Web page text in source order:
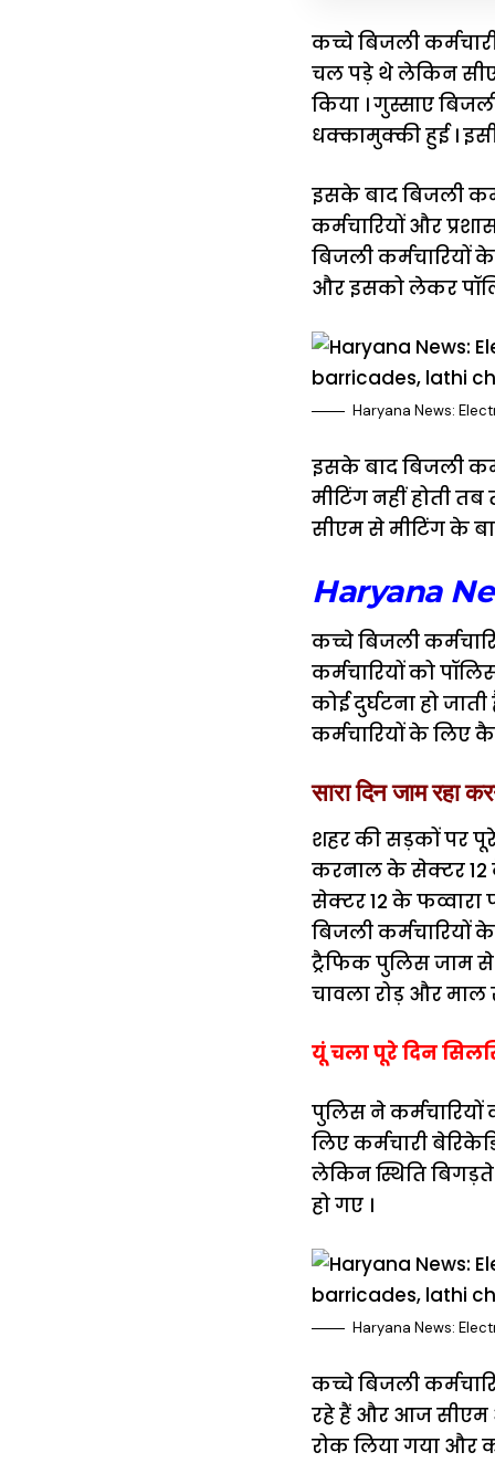
कच्चे बिजली
चल पड़े थे लेकिन
किया । गुस्साए
धक्कामुक्की हुई ।
इसके बाद बिजली
कर्मचारियों और
बिजली
और इसको लेकर
Haryana News:
इसके बाद बिजली
मीटिंग नहीं होती
सीएम से मीटिंग के
Haryana
कच्चे बिजली
कर्मचारियों को
कोई दुर्घटना हो
कर्मचारियों के लिए
सारा दिन जाम रहा
शहर की सड़कों पर
करनाल के सेक्टर 12
सेक्टर 12 के
बिजली
ट्रैफिक पुलिस जाम
चावला रोड़ और माल
यूं चला पूरे दिन
पुलिस ने
लिए कर्मचारी
लेकिन स्थिति बिगड़ते
हो गए ।
Haryana News:
कच्चे बिजली
रहे हैं और आज सीएम
रोक लिया गया और